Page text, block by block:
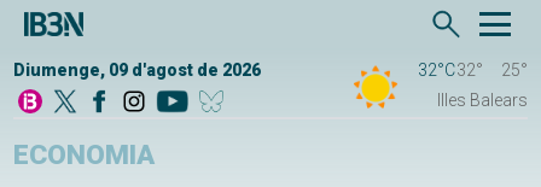
Diumenge, 09 d'agost de 2026 32°C32°
25°
Illes Balears
ECONOMIA